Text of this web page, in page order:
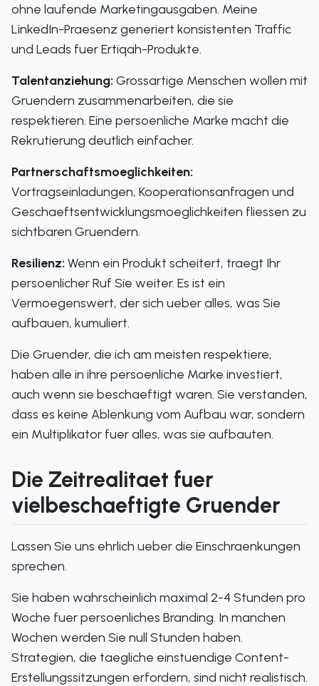
ohne laufende Marketingausgaben. Meine
LinkedIn-Praesenz generiert konsistenten Traffic
und Leads fuer Ertiqah-Produkte.
Talentanziehung: Grossartige Menschen wollen mit
Gruendern zusammenarbeiten, die sie
respektieren. Eine persoenliche Marke macht die
Rekrutierung deutlich einfacher.
Partnerschaftsmoeglichkeiten:
Vortragseinladungen, Kooperationsanfragen und
Geschaeftsentwicklungsmoeglichkeiten fliessen zu
sichtbaren Gruendern.
Resilienz: Wenn ein Produkt scheitert, traegt Ihr
persoenlicher Ruf Sie weiter. Es ist ein
Vermoegenswert, der sich ueber alles, was Sie
aufbauen, kumuliert.
Die Gruender, die ich am meisten respektiere,
haben alle in ihre persoenliche Marke investiert,
auch wenn sie beschaeftigt waren. Sie verstanden,
dass es keine Ablenkung vom Aufbau war, sondern
ein Multiplikator fuer alles, was sie aufbauten.
Die Zeitrealitaet fuer
vielbeschaeftigte Gruender
Lassen Sie uns ehrlich ueber die Einschraenkungen
sprechen.
Sie haben wahrscheinlich maximal 2-4 Stunden pro
Woche fuer persoenliches Branding. In manchen
Wochen werden Sie null Stunden haben.
Strategien, die taegliche einstuendige Content-
Erstellungssitzungen erfordern, sind nicht realistisch.